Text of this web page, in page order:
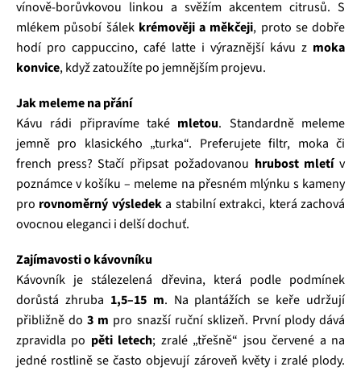
vínově‑borůvkovou linkou a svěžím akcentem citrusů. S
mlékem působí šálek krémověji a měkčeji, proto se dobře
hodí pro cappuccino, café latte i výraznější kávu z moka
konvice, když zatoužíte po jemnějším projevu.
Jak meleme na přání
Kávu rádi připravíme také mletou. Standardně meleme
jemně pro klasického „turka“. Preferujete filtr, moka či
french press? Stačí připsat požadovanou hrubost mletív
poznámce v košíku – meleme na přesném mlýnku s kameny
pro rovnoměrný výsledeka stabilní extrakci, která zachová
ovocnou eleganci i delší dochuť.
Zajímavosti o kávovníku
Kávovník je stálezelená dřevina, která podle podmínek
dorůstá zhruba 1,5–15 m. Na plantážích se keře udržují
přibližně do3 m pro snazší ruční sklizeň. První plody dává
zpravidla po pěti letech; zralé „třešně“ jsou červené a na
jedné rostlině se často objevují zároveň květy i zralé plody.